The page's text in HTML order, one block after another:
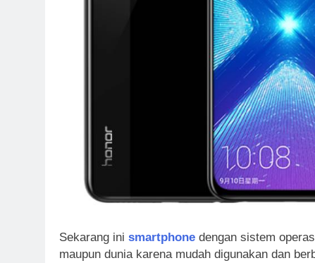
Sekarang ini smartphone dengan sistem
maupun dunia karena mudah digunakan dan